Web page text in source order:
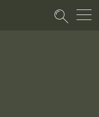
Suche